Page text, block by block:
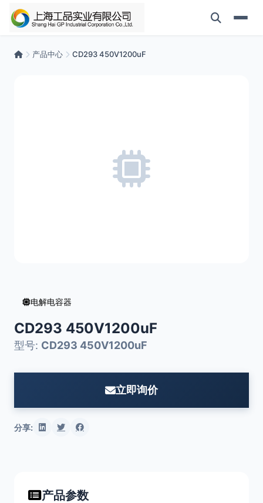
产品中心 CD293 450V1200uF
电解电容器
CD293 450V1200uF
型号: CD293 450V1200uF
立即询价
分享:
产品参数